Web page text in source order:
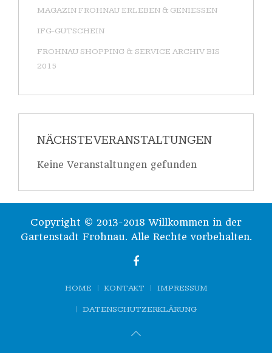
MAGAZIN FROHNAU ERLEBEN & GENIESSEN
IFG-GUTSCHEIN
FROHNAU SHOPPING & SERVICE ARCHIV BIS
2015
NÄCHSTE VERANSTALTUNGEN
Keine Veranstaltungen gefunden
Copyright © 2013-2018 Willkommen in der
Gartenstadt Frohnau. Alle Rechte vorbehalten.
HOME KONTAKT IMPRESSUM
DATENSCHUTZERKLÄRUNG